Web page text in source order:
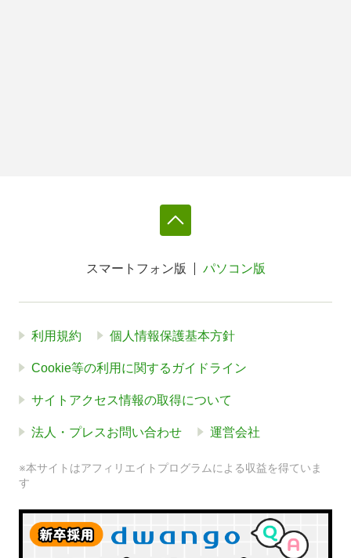
スマートフォン版 パソコン版
利用規約 個人情報保護基本方針
Cookie等の利用に関するガイドライン
サイトアクセス情報の取得について
法人・プレスお問い合わせ 運営会社
※本サイトはアフィリエイトプログラムによる収益を得ていま
す